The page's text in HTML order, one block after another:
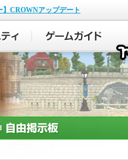
】CROWNアップデート